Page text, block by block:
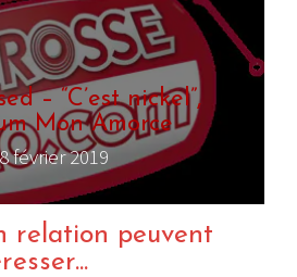
– “C’est nickel”,
Mon Amorce
2019
relation peuvent